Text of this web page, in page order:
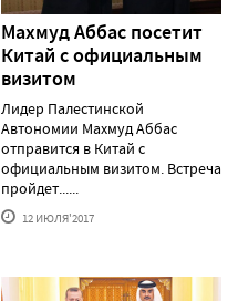
Махмуд Аббас посетит
Китай с официальным
визитом
Лидер Палестинской
Автономии Махмуд Аббас
отправится в Китай с
официальным визитом. Встреча
пройдет......
12 ИЮЛЯ'2017